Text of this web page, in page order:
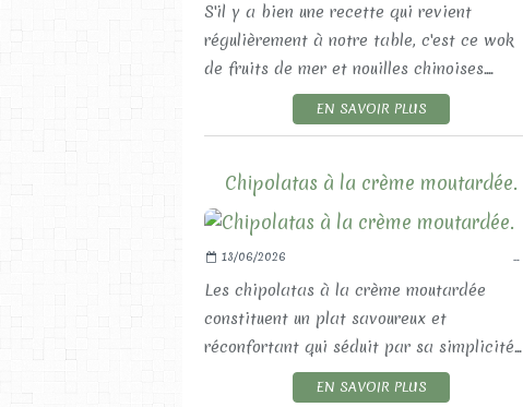
S'il y a bien une recette qui revient
régulièrement à notre table, c'est ce wok
de fruits de mer et nouilles chinoises....
EN SAVOIR PLUS
Chipolatas à la crème moutardée.
13/06/2026 …
Les chipolatas à la crème moutardée
constituent un plat savoureux et
réconfortant qui séduit par sa simplicité...
EN SAVOIR PLUS